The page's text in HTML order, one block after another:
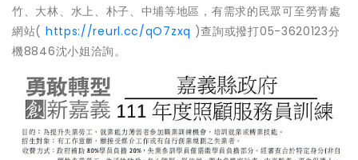
竹、大林、水上、朴子、中埔等地區，有需求的民眾可至勞青處
網站( https://reurl.cc/qO7zxq )查詢或撥打05-3620123分
機8846沈小姐洽詢。